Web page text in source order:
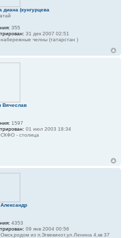
диана (кунгурцева
355
31 дек 2007 02:51
набережные челны (татарстан )
Вячеслав
1597
01 июл 2003 18:34
СКФО - столица
4353
09 янв 2004 00:56
Омск,родом из п.Эгвекинот,ул.Ленина 4,кв 37